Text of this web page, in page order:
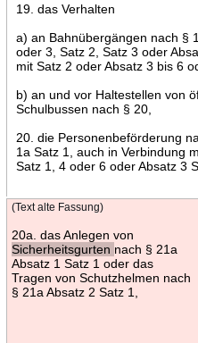
19. das Verhalten
a) an Bahnübergängen nach §
oder 3, Satz 2, Satz 3 oder
mit Satz 2 oder Absatz 3 bis 6
b) an und vor Haltestellen von
Schulbussen nach § 20,
20. die Personenbeförderung
1a Satz 1, auch in Verbindung
Satz 1, 4 oder 6 oder Absatz 3
(Text alte Fassung)
20a. das Anlegen von
Sicherheitsgurten nach § 21a
Absatz 1 Satz 1 oder das
Tragen von Schutzhelmen nach
§ 21a Absatz 2 Satz 1,